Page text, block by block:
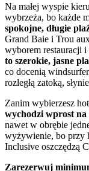
Na małej wyspie
wybrzeża, bo każde
spokojne, długie
Grand Baie i Trou
wyborem restauracji
to szerokie, jasne
co docenią
rozległą zatoką,
Zanim wybierzesz
wychodzi wprost na
nawet w obrębie
wyżywienie, bo przy
Inclusive oszczędzą
Zarezerwuj